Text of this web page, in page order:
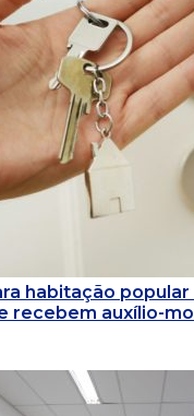
habitação
recebem auxílio-